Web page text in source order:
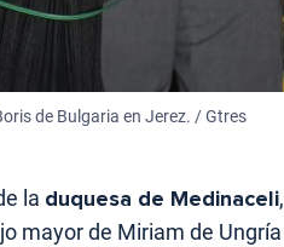
de Bulgaria en Jerez. / Gtres
la duquesa de Medinaceli
mayor de Miriam de